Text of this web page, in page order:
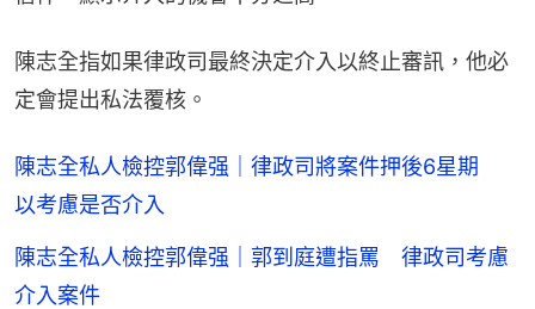
陳志全指如果律政司最終決定介入以終止審訊，他必
定會提出私法覆核。
陳志全私人檢控郭偉强｜律政司將案件押後6星期
以考慮是否介入
陳志全私人檢控郭偉强｜郭到庭遭指罵 律政司考慮
介入案件